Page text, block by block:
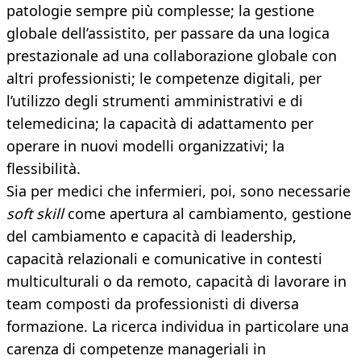
patologie sempre più complesse; la gestione
globale dell’assistito, per passare da una logica
prestazionale ad una collaborazione globale con
altri professionisti; le competenze digitali, per
l’utilizzo degli strumenti amministrativi e di
telemedicina; la capacità di adattamento per
operare in nuovi modelli organizzativi; la
flessibilità.
Sia per medici che infermieri, poi, sono necessarie
soft skillcome apertura al cambiamento, gestione
del cambiamento e capacità di leadership,
capacità relazionali e comunicative in contesti
multiculturali o da remoto, capacità di lavorare in
team composti da professionisti di diversa
formazione. La ricerca individua in particolare una
carenza di competenze manageriali in